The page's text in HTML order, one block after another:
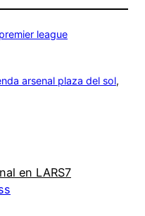
premier league
arsenal plaza del sol
en LARS7